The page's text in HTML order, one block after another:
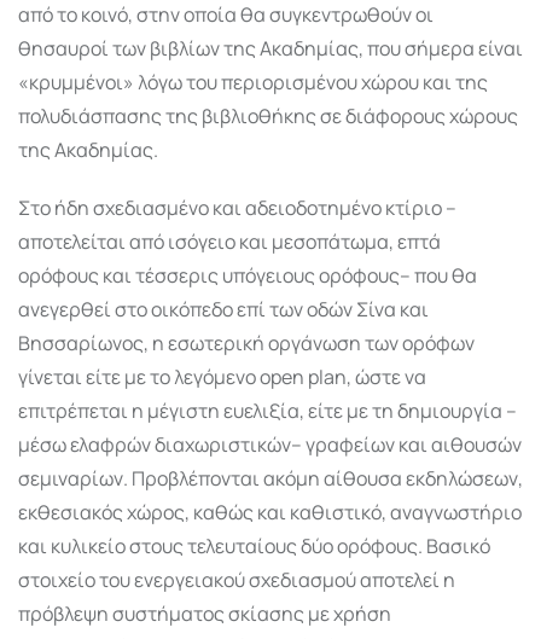
από το κοινό, στην οποία θα συγκεντρωθούν οι
θησαυροί των βιβλίων της Ακαδημίας, που σήμερα είναι
«κρυμμένοι» λόγω του περιορισμένου χώρου και της
πολυδιάσπασης της βιβλιοθήκης σε διάφορους χώρους
της Ακαδημίας.
Στο ήδη σχεδιασμένο και αδειοδοτημένο κτίριο –
αποτελείται από ισόγειο και μεσοπάτωμα, επτά
ορόφους και τέσσερις υπόγειους ορόφους– που θα
ανεγερθεί στο οικόπεδο επί των οδών Σίνα και
Βησσαρίωνος, η εσωτερική οργάνωση των ορόφων
γίνεται είτε με το λεγόμενο open plan, ώστε να
επιτρέπεται η μέγιστη ευελιξία, είτε με τη δημιουργία –
μέσω ελαφρών διαχωριστικών– γραφείων και αιθουσών
σεμιναρίων. Προβλέπονται ακόμη αίθουσα εκδηλώσεων,
εκθεσιακός χώρος, καθώς και καθιστικό, αναγνωστήριο
και κυλικείο στους τελευταίους δύο ορόφους. Βασικό
στοιχείο του ενεργειακού σχεδιασμού αποτελεί η
πρόβλεψη συστήματος σκίασης με χρήση